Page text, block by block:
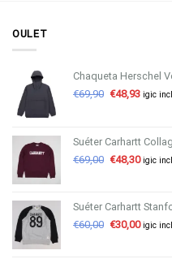
OULET
Chaqueta Herschel
€69,90 €48,93 igic
Suéter Carhartt
€69,00 €48,30 igic
Suéter Carhartt
€60,00 €30,00 igic